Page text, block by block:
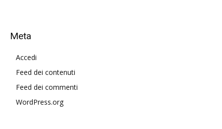
Meta
Accedi
Feed dei contenuti
Feed dei commenti
WordPress.org